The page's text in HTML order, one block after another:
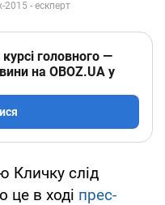
головного —
на OBOZ.UA у
Кличку слід
це в ході прес-